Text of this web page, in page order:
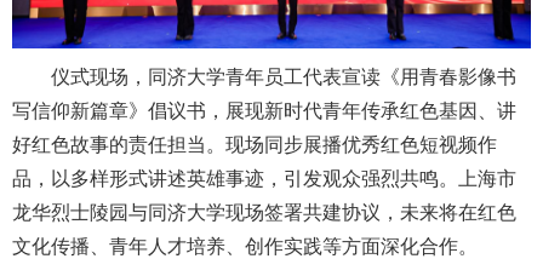
仪式现场，同济大学青年员工代表宣读《用青春影像书
写信仰新篇章》倡议书，展现新时代青年传承红色基因、讲
好红色故事的责任担当。现场同步展播优秀红色短视频作
品，以多样形式讲述英雄事迹，引发观众强烈共鸣。上海市
龙华烈士陵园与同济大学现场签署共建协议，未来将在红色
文化传播、青年人才培养、创作实践等方面深化合作。